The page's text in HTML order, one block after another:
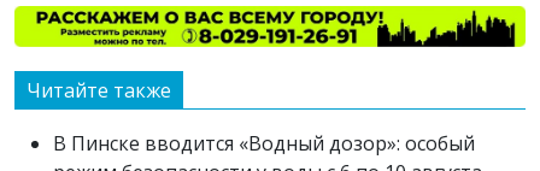
Читайте также
В Пинске вводится «Водный дозор»: особый